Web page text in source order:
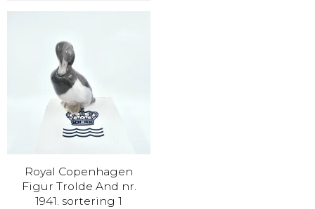
Royal Copenhagen
Figur Trolde And nr.
1941. sortering 1